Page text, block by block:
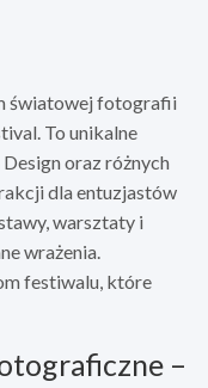
światowej fotografii
To unikalne
oraz różnych
dla entuzjastów
warsztaty i
wrażenia.
festiwalu, które
–